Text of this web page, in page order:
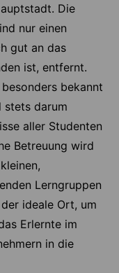
Die
nur einen
gut an das
ist, entfernt.
bekannt
stets darum
aller Studenten
Betreuung wird
Lerngruppen
ideale Ort, um
Erlernte im
in die